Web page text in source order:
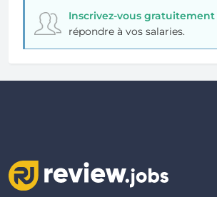
Inscrivez-vous gratuitement
répondre à vos salaries.